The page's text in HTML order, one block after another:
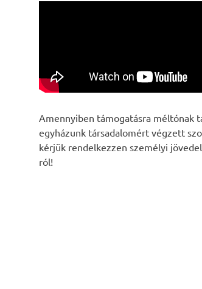
Amennyiben támogatásra méltónak
egyházunk társadalomért végzett
kérjük rendelkezzen személyi
ról!